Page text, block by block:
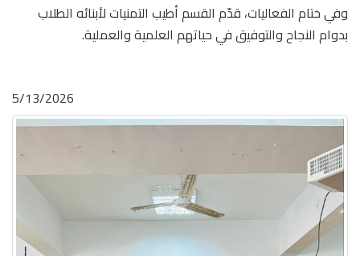
وفي ختام الفعاليات، قدّم القسم أطيب التمنيات لأبنائه الطلاب
بدوام النجاح والتوفيق في حياتهم العلمية والعملية.
5/13/2026